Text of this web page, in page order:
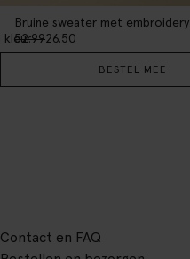
Bruine sweater met embroidery
52.9926.50
kleur
BESTEL MEE
Contact en FAQ